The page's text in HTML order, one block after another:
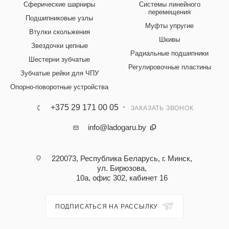
Сферические шарниры
Подшипниковые узлы
Втулки скольжения
Звездочки цепные
Шестерни зубчатые
Зубчатые рейки для ЧПУ
Опорно-поворотные устройства
Системы линейного
перемещения
Муфты упругие
Шкивы
Радиальные подшипники
Регулировочные пластины
+375 29 171 00 05 ЗАКАЗАТЬ ЗВОНОК
info@ladogaru.by
220073, Республика Беларусь, г. Минск,
ул. Бирюзова,
10а, офис 302, кабинет 16
ПОДПИСАТЬСЯ НА РАССЫЛКУ